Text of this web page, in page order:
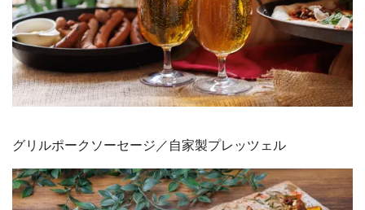
グリルポークソーセージ／自家製プレッツェル